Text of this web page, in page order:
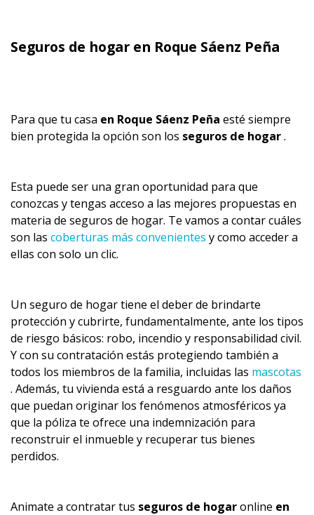
Seguros de hogar en Roque Sáenz Peña
Para que tu casa en Roque Sáenz Peña esté siempre
bien protegida la opción son los seguros de hogar.
Esta puede ser una gran oportunidad para que
conozcas y tengas acceso a las mejores propuestas en
materia de seguros de hogar. Te vamos a contar cuáles
son las coberturas más convenientes y como acceder a
ellas con solo un clic.
Un seguro de hogar tiene el deber de brindarte
protección y cubrirte, fundamentalmente, ante los tipos
de riesgo básicos: robo, incendio y responsabilidad civil.
Y con su contratación estás protegiendo también a
todos los miembros de la familia, incluidas las mascotas
. Además, tu vivienda está a resguardo ante los daños
que puedan originar los fenómenos atmosféricos ya
que la póliza te ofrece una indemnización para
reconstruir el inmueble y recuperar tus bienes
perdidos.
Animate a contratar tus seguros de hogaronline en